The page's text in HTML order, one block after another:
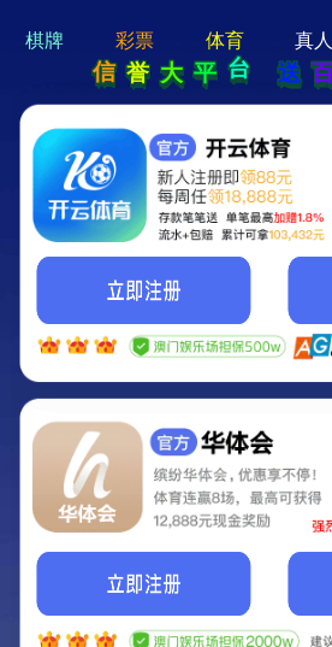
hi 💗
Hey
我们即将上
我们的网站正在
它将是非常棒的